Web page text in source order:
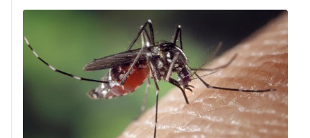
vanuit een holistische en osteopathische benadering.